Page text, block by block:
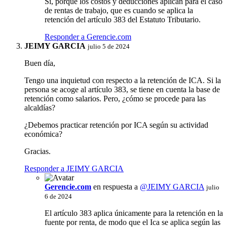
de rentas de trabajo, que es cuando se aplica la
retención del artículo 383 del Estatuto Tributario.
Responder a Gerencie.com
JEIMY GARCIA julio 5 de 2024
Buen día,
Tengo una inquietud con respecto a la retención de ICA. Si la
persona se acoge al artículo 383, se tiene en cuenta la base de
retención como salarios. Pero, ¿cómo se procede para las
alcaldías?
¿Debemos practicar retención por ICA según su actividad
económica?
Gracias.
Responder a JEIMY GARCIA
Gerencie.com en respuesta a @JEIMY GARCIA julio
6 de 2024
El artículo 383 aplica únicamente para la retención en la
fuente por renta, de modo que el Ica se aplica según las